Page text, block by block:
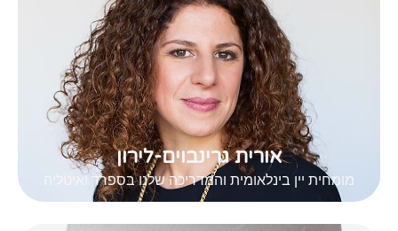
מומחית יין בינלאומית והמדריכה שלנו בספרד ואיטליה
אורית גרינבוים-לירון